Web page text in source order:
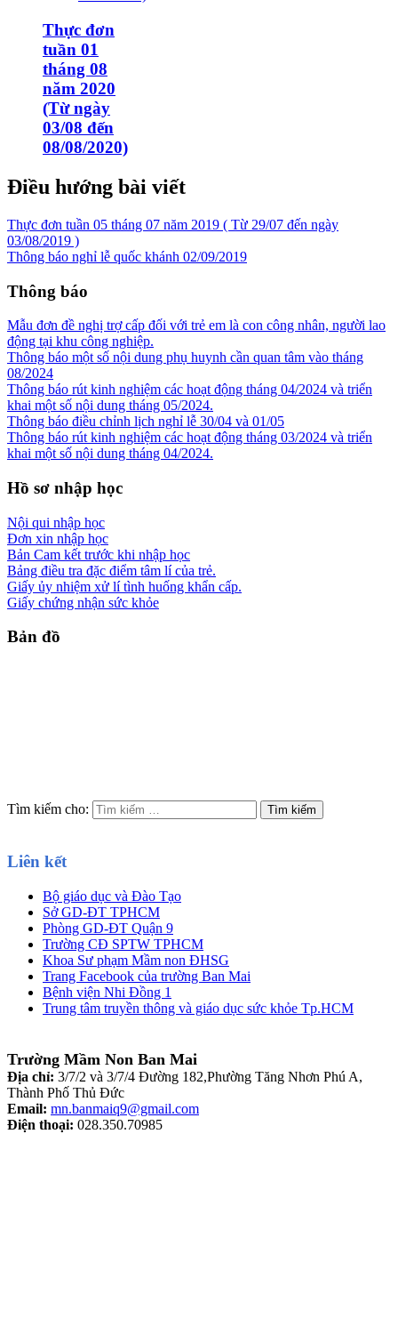
Thực đơn
tuần 01
tháng 08
năm 2020
(Từ ngày
03/08 đến
08/08/2020)
Điều hướng bài viết
Thực đơn tuần 05 tháng 07 năm 2019 ( Từ 29/07 đến ngày
03/08/2019 )
Thông báo nghỉ lễ quốc khánh 02/09/2019
Thông báo
Mẫu đơn đề nghị trợ cấp đối với trẻ em là con công nhân, người lao
động tại khu công nghiệp.
Thông báo một số nội dung phụ huynh cần quan tâm vào tháng
08/2024
Thông báo rút kinh nghiệm các hoạt động tháng 04/2024 và triển
khai một số nội dung tháng 05/2024.
Thông báo điều chỉnh lịch nghỉ lễ 30/04 và 01/05
Thông báo rút kinh nghiệm các hoạt động tháng 03/2024 và triển
khai một số nội dung tháng 04/2024.
Hồ sơ nhập học
Nội qui nhập học
Đơn xin nhập học
Bản Cam kết trước khi nhập học
Bảng điều tra đặc điểm tâm lí của trẻ.
Giấy ủy nhiệm xử lí tình huống khẩn cấp.
Giấy chứng nhận sức khỏe
Bản đồ
Tìm kiếm cho:
Liên kết
Bộ giáo dục và Đào Tạo
Sở GD-ĐT TPHCM
Phòng GD-ĐT Quận 9
Trường CĐ SPTW TPHCM
Khoa Sư phạm Mầm non ĐHSG
Trang Facebook của trường Ban Mai
Bệnh viện Nhi Đồng 1
Trung tâm truyền thông và giáo dục sức khỏe Tp.HCM
Trường Mầm Non Ban Mai
Địa chỉ: 3/7/2 và 3/7/4 Đường 182,Phường Tăng Nhơn Phú A,
Thành Phố Thủ Đức
Email: mn.banmaiq9@gmail.com
Điện thoại: 028.350.70985